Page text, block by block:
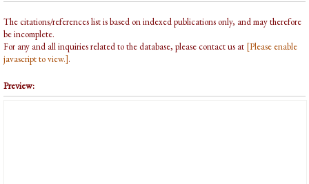
The citations/references list is based on indexed publications only, and may therefore
be incomplete.
For any and all inquiries related to the database, please contact us at [Please enable
javascript to view.].
Preview: